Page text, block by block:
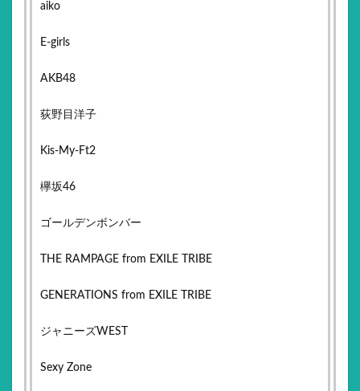
aiko
E-girls
AKB48
荻野目洋子
Kis-My-Ft2
欅坂46
ゴールデンボンバー
THE RAMPAGE from EXILE TRIBE
GENERATIONS from EXILE TRIBE
ジャニーズWEST
Sexy Zone